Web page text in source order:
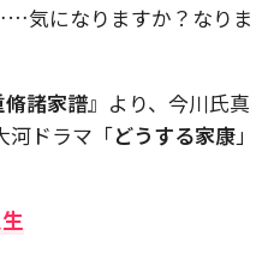
気になりますか？なりま
脩諸家譜』より、今川氏真
河ドラマ「どうする家康」